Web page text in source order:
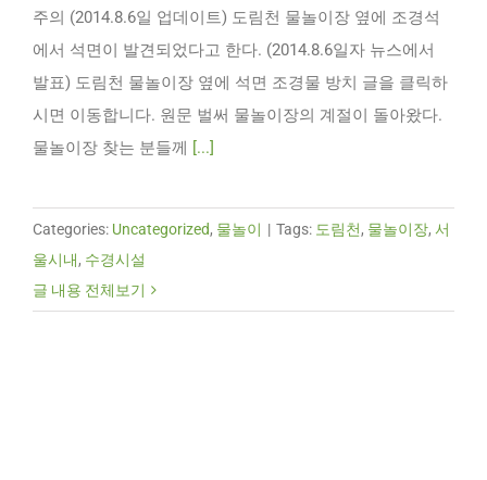
주의 (2014.8.6일 업데이트) 도림천 물놀이장 옆에 조경석
에서 석면이 발견되었다고 한다. (2014.8.6일자 뉴스에서
발표) 도림천 물놀이장 옆에 석면 조경물 방치 글을 클릭하
시면 이동합니다. 원문 벌써 물놀이장의 계절이 돌아왔다.
물놀이장 찾는 분들께 [...]
Categories: Uncategorized, 물놀이 | Tags: 도림천, 물놀이장, 서
울시내, 수경시설
글 내용 전체보기